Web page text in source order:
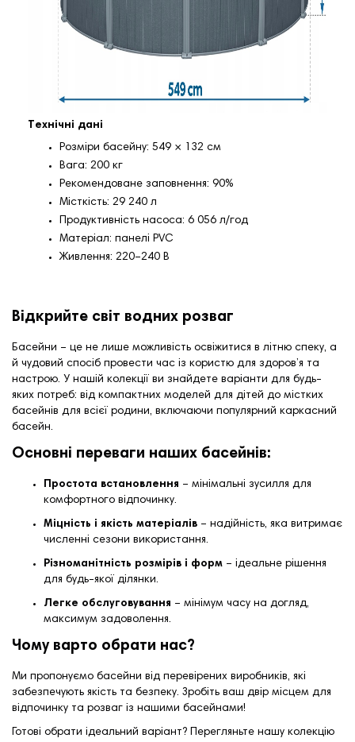
Технічні дані
Розміри басейну: 549 × 132 см
Вага: 200 кг
Рекомендоване заповнення: 90%
Місткість: 29 240 л
Продуктивність насоса: 6 056 л/год
Матеріал: панелі PVC
Живлення: 220–240 В
Відкрийте світ водних розваг
Басейни – це не лише можливість освіжитися в літню спеку, а
й чудовий спосіб провести час із користю для здоров’я та
настрою. У нашій колекції ви знайдете варіанти для будь-
яких потреб: від компактних моделей для дітей до містких
басейнів для всієї родини, включаючи популярний каркасний
басейн.
Основні переваги наших басейнів:
Простота встановлення – мінімальні зусилля для
комфортного відпочинку.
Міцність і якість матеріалів – надійність, яка витримає
численні сезони використання.
Різноманітність розмірів і форм – ідеальне рішення
для будь-якої ділянки.
Легке обслуговування – мінімум часу на догляд,
максимум задоволення.
Чому варто обрати нас?
Ми пропонуємо басейни від перевірених виробників, які
забезпечують якість та безпеку. Зробіть ваш двір місцем для
відпочинку та розваг із нашими басейнами!
Готові обрати ідеальний варіант? Перегляньте нашу колекцію